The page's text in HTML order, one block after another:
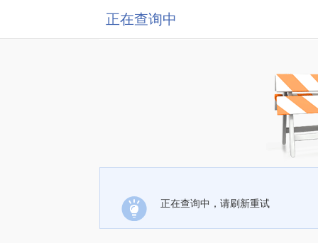
正在查询中
正在查询中，请刷新重试